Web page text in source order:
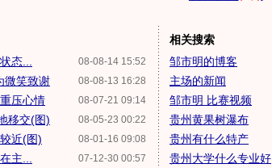
08-08-14 15:52
态...
08-08-13 16:28
微笑致谢
08-07-21 09:14
压心情
08-05-23 00:22
移交(图)
08-01-16 09:08
近(图)
07-12-30 00:57
主...
相关搜索
邹市明的博客
主场的新闻
邹市明 比赛视频
贵州黄果树瀑布
贵州有什么特产
贵州大学什么专业好